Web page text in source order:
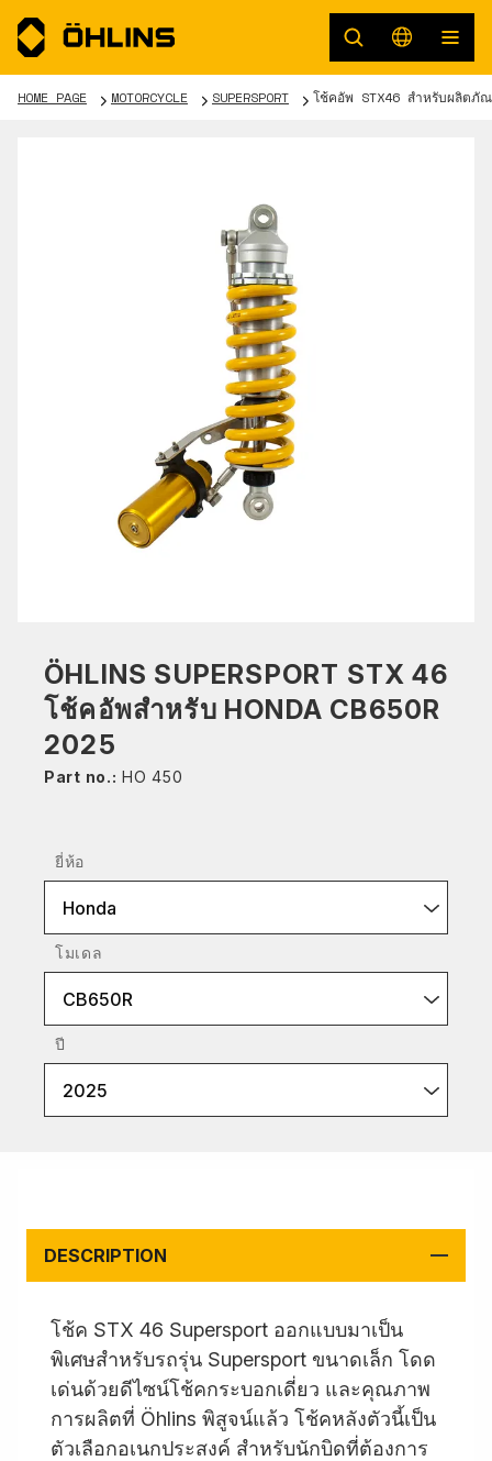
HOME PAGE MOTORCYCLE SUPERSPORT โช้คอัพ STX46 สำหรับผลิตภัณ
ÖHLINS SUPERSPORT STX 46
โช้คอัพสำหรับ HONDA CB650R
2025
Part no.: HO 450
ยี่ห้อ
Honda
โมเดล
CB650R
ปี
2025
DESCRIPTION
โช้ค STX 46 Supersport ออกแบบมาเป็น
พิเศษสำหรับรถรุ่น Supersport ขนาดเล็ก โดด
เด่นด้วยดีไซน์โช้คกระบอกเดี่ยว และคุณภาพ
การผลิตที่ Öhlins พิสูจน์แล้ว โช้คหลังตัวนี้เป็น
ตัวเลือกอเนกประสงค์ สำหรับนักบิดที่ต้องการ